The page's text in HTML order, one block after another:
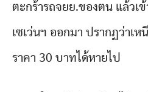
ตะกร้ารถจยย.ของตน แล้วเ
เซเว่นฯ ออกมา ปรากฏว่าเ
ราคา 30 บาทได้หายไป